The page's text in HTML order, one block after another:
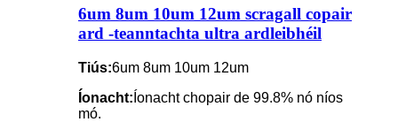
6um 8um 10um 12um scragall copair
ard -teanntachta ultra ardleibhéil
Tiús:6um 8um 10um 12um
Íonacht: Íonacht chopair de 99.8% nó níos
mó.